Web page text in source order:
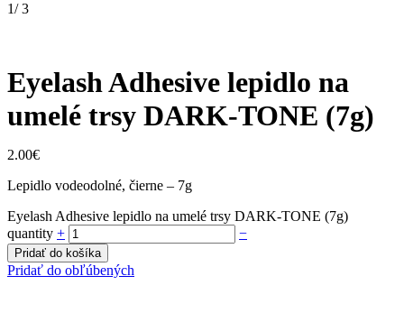
1/3
Eyelash Adhesive lepidlo na
umelé trsy DARK-TONE (7g)
2.00€
Lepidlo vodeodolné, čierne – 7g
Eyelash Adhesive lepidlo na umelé trsy DARK-TONE (7g)
quantity + −
Pridať do košíka
Pridať do obľúbených